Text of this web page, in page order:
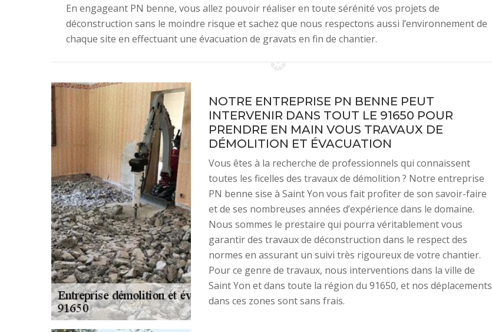
En engageant PN benne, vous allez pouvoir réaliser en toute sérénité vos projets de
déconstruction sans le moindre risque et sachez que nous respectons aussi l’environnement de
chaque site en effectuant une évacuation de gravats en fin de chantier.
NOTRE ENTREPRISE PN BENNE PEUT
INTERVENIR DANS TOUT LE 91650 POUR
PRENDRE EN MAIN VOUS TRAVAUX DE
DÉMOLITION ET ÉVACUATION
Vous êtes à la recherche de professionnels qui connaissent
toutes les ficelles des travaux de démolition ? Notre entreprise
PN benne sise à Saint Yon vous fait profiter de son savoir-faire
et de ses nombreuses années d’expérience dans le domaine.
Nous sommes le prestaire qui pourra véritablement vous
garantir des travaux de déconstruction dans le respect des
normes en assurant un suivi très rigoureux de votre chantier.
Pour ce genre de travaux, nous interventions dans la ville de
Saint Yon et dans toute la région du 91650, et nos déplacements
dans ces zones sont sans frais.